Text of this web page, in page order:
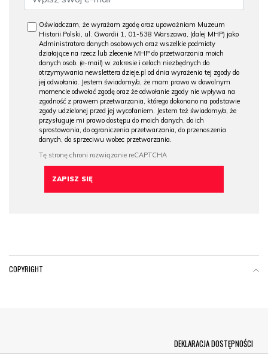
Oświadczam, że wyrażam zgodę oraz upoważniam Muzeum
Historii Polski, ul. Gwardii 1, 01-538 Warszawa, (dalej MHP) jako
Administratora danych osobowych oraz wszelkie podmioty
działające na rzecz lub zlecenie MHP do przetwarzania moich
danych osob. (e-mail) w zakresie i celach niezbędnych do
otrzymywania newslettera dzieje.pl od dnia wyrażenia tej zgody do
jej odwołania. Jestem świadomy/a, że mam prawo w dowolnym
momencie odwołać zgodę oraz że odwołanie zgody nie wpływa na
zgodność z prawem przetwarzania, którego dokonano na podstawie
zgody udzielonej przed jej wycofaniem. Jestem też świadomy/a, że
przysługuje mi prawo dostępu do moich danych, do ich
sprostowania, do ograniczenia przetwarzania, do przenoszenia
danych, do sprzeciwu wobec przetwarzania.
COPYRIGHT
DEKLARACJA DOSTĘPNOŚCI